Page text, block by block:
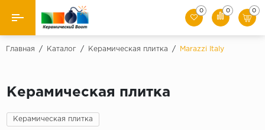
Назад
Керамическая плитка
Керамогранит
0 0 0
Главная / Каталог / Керамическая плитка / Marazzi Italy
Керамическая плитка
Керамическая плитка